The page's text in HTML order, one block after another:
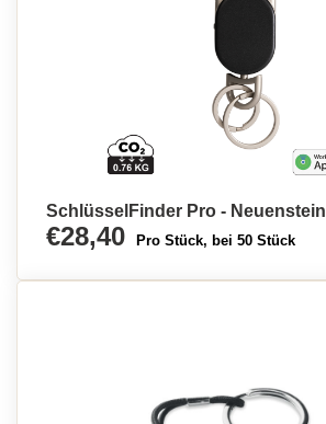
SchlüsselFinder Pro - Neuenstein
€28,40 Pro Stück, bei 50 Stück